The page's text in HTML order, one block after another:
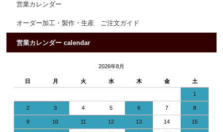
営業カレンダー
オーダー加工・製作・生産 ご注文ガイド
営業カレンダー calendar
2026年8月
日 月 火 水 木 金 土
1
2 3 4 5 6 7 8
9 10 11 12 13 14 15